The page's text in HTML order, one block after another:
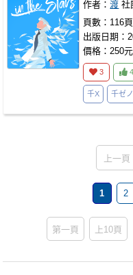
作者：渡 社
頁數：116頁
出版日期：
價格：250元
3 4
千X 千ゼノ
上一頁
1 2
第一頁 上10頁